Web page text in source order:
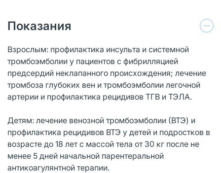
Показания
Взрослым: профилактика инсульта и системной
тромбоэмболии у пациентов с фибрилляцией
предсердий неклапанного происхождения; лечение
тромбоза глубоких вен и тромбоэмболии легочной
артерии и профилактика рецидивов ТГВ и ТЭЛА.
Детям: лечение венозной тромбоэмболии (ВТЭ) и
профилактика рецидивов ВТЭ у детей и подростков в
возрасте до 18 лет с массой тела от 30 кг после не
менее 5 дней начальной парентеральной
антикоагулянтной терапии.